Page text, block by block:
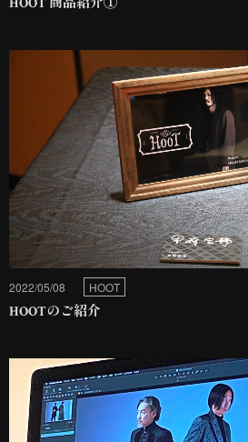
2022/05/08 HOOT
HOOTのご紹介